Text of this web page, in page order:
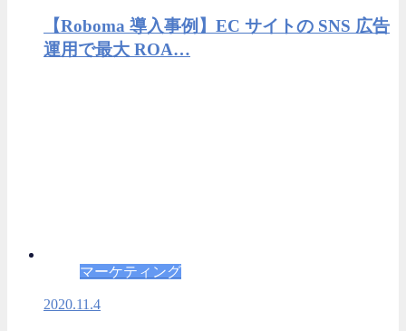
【Roboma 導入事例】EC サイトの SNS 広告
運用で最大 ROA…
マーケティング
2020.11.4